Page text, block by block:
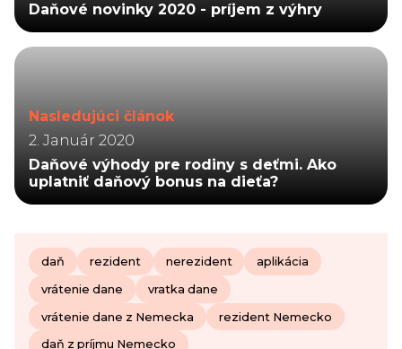
Daňové novinky 2020 - príjem z výhry
Nasledujúci článok
2. Január 2020
Daňové výhody pre rodiny s deťmi. Ako
uplatniť daňový bonus na dieťa?
daň rezident nerezident aplikácia
vrátenie dane vratka dane
vrátenie dane z Nemecka rezident Nemecko
daň z príjmu Nemecko